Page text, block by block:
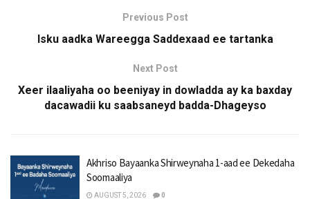
Previous Post
Isku aadka Wareegga Saddexaad ee tartanka
Next Post
Xeer ilaaliyaha oo beeniyay in dowladda ay ka baxday
dacawadii ku saabsaneyd badda-Dhageyso
Akhriso Bayaanka Shirweynaha 1-aad ee Dekedaha
Soomaaliya
AUGUST 5, 2026 0